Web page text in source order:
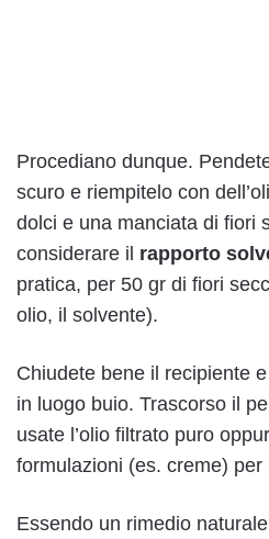
Procediano dunque.
scuro e riempitelo con
dolci e una manciata di fiori
considerare il rapporto
pratica, per 50 gr di fiori
olio, il solvente).
Chiudete bene il recipiente
in luogo buio. Trascorso il
usate l’olio filtrato puro
formulazioni (es. creme) per
Essendo un rimedio